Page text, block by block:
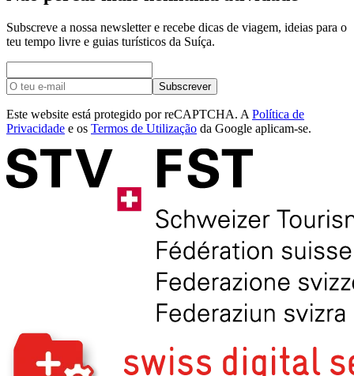
Subscreve a nossa newsletter e recebe dicas de viagem, ideias para o
teu tempo livre e guias turísticos da Suíça.
Subscrever
Este website está protegido por reCAPTCHA. APolítica de
Privacidade e os Termos de Utilização da Google aplicam-se.